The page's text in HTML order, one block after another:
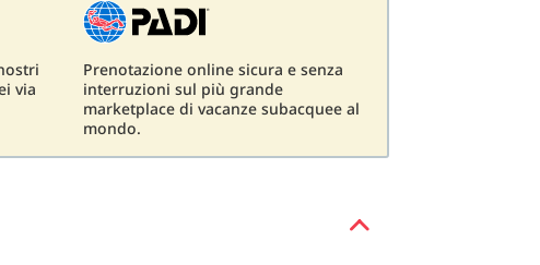
via
Prenotazione online sicura e senza
interruzioni sul più grande
marketplace di vacanze subacquee al
mondo.